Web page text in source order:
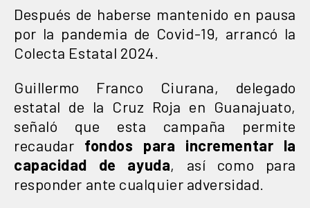
Después de haberse mantenido en pausa
por la pandemia de Covid-19, arrancó la
Colecta Estatal 2024.
Guillermo Franco Ciurana, delegado
estatal de la Cruz Roja en Guanajuato,
señaló que esta campaña permite
recaudar fondos para incrementar la
capacidad de ayuda, así como para
responder ante cualquier adversidad.